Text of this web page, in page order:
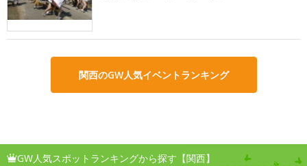
関西のGW人気イベントランキング
GW人気スポットランキングから探す【関西】